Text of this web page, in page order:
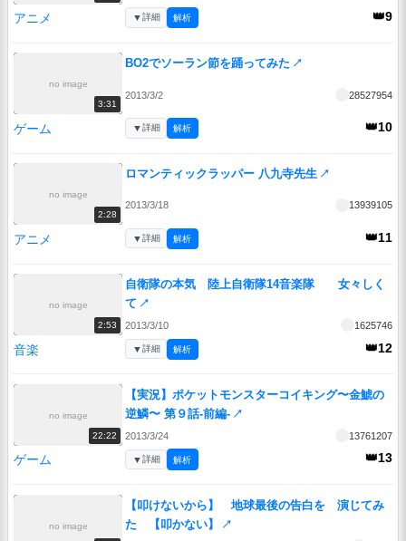
アニメ 👑9
▼詳細 解析
no image
3:31
BO2でソーラン節を踊ってみた ↗
2013/3/2 28527954
ゲーム 👑10
▼詳細 解析
no image
2:28
ロマンティックラッパー 八九寺先生 ↗
2013/3/18 13939105
アニメ 👑11
▼詳細 解析
no image
2:53
自衛隊の本気 陸上自衛隊14音楽隊 女々しく
て ↗
2013/3/10 1625746
音楽 👑12
▼詳細 解析
no image
22:22
【実況】ポケットモンスターコイキング〜金鯱の
逆鱗〜 第９話-前編- ↗
2013/3/24 13761207
ゲーム 👑13
▼詳細 解析
no image
【叩けないから】 地球最後の告白を 演じてみ
た 【叩かない】
↗